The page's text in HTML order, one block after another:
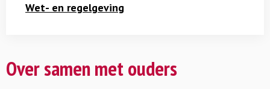
Wet- en regelgeving
Over samen met ouders